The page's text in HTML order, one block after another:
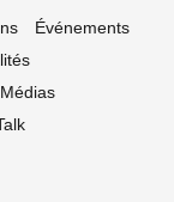
Événements
Médias